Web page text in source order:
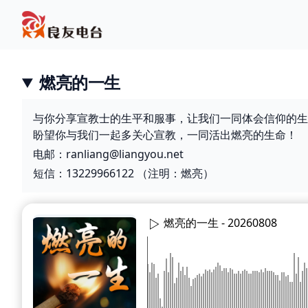
燃亮的一生
与你分享宣教士的生平和服事，让我们一同体会信仰的
盼望你与我们一起多关心宣教，一同活出燃亮的生命！
电邮：ranliang@liangyou.net
短信：13229966122 （注明：燃亮）
燃亮的一生 -20260808